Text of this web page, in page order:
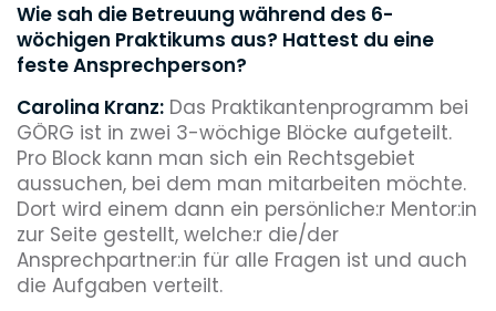
Wie sah die Betreuung während des 6-
wöchigen Praktikums aus? Hattest du eine
feste Ansprechperson?
Carolina Kranz: Das Praktikantenprogramm bei
GÖRG ist in zwei 3-wöchige Blöcke aufgeteilt.
Pro Block kann man sich ein Rechtsgebiet
aussuchen, bei dem man mitarbeiten möchte.
Dort wird einem dann ein persönliche:r Mentor:in
zur Seite gestellt, welche:r die/der
Ansprechpartner:in für alle Fragen ist und auch
die Aufgaben verteilt.